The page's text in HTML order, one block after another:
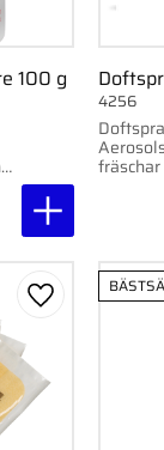
100 g
4256
Lägg till i